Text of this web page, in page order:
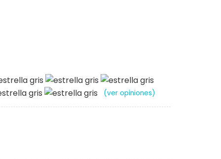
(ver opiniones)